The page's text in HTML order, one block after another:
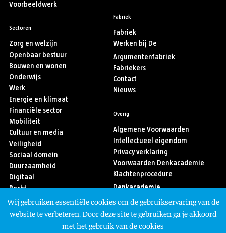
Voorbeeldwerk
Sectoren
Zorg en welzijn
Openbaar bestuur
Bouwen en wonen
Onderwijs
Werk
Energie en klimaat
Financiële sector
Mobiliteit
Cultuur en media
Veiligheid
Sociaal domein
Duurzaamheid
Digitaal
Recht
Sport
Asiel en migratie
Fabriek
Fabriek
Werken bij De
Argumentenfabriek
Fabriekers
Contact
Nieuws
Overig
Algemene Voorwaarden
Intellectueel eigendom
Privacy verklaring
Voorwaarden Denkacademie
Klachtenprocedure
Denkacademie
Volg ons
Wij gebruiken essentiële cookies om de gebruikservaring van de
website te verbeteren. Door deze site te gebruiken ga je akkoord
met het gebruik van de cookies